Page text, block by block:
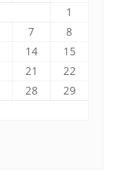
1
7
8
14
15
21
22
28
29